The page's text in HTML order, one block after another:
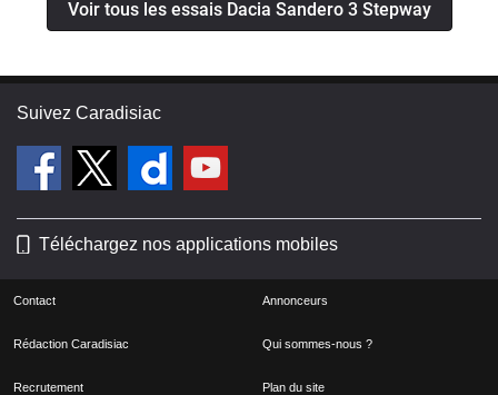
Voir tous les essais Dacia Sandero 3 Stepway
Suivez Caradisiac
Téléchargez nos applications mobiles
Contact Annonceurs
Rédaction Caradisiac Qui sommes-nous ?
Recrutement Plan du site